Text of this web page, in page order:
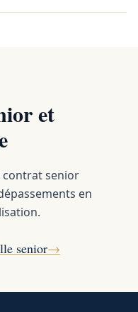
et
contrat senior
en
senior→